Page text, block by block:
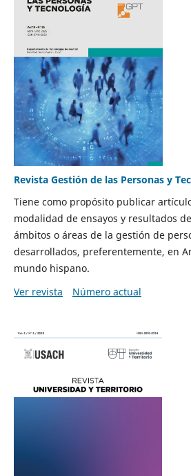
Revista Gestión de las Personas y
Tiene como propósito publicar
modalidad de ensayos y resultados
ámbitos o áreas de la gestión de
desarrollados, preferentemente, en
mundo hispano.
Ver revista
Número actual